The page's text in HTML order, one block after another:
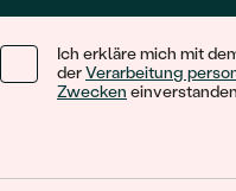
Ich erkläre mich mit
derVerarbeitung
Zwecken